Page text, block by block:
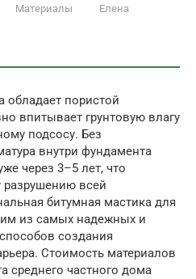
Материалы
Елена
обладает пористой
впитывает грунтовую влагу
подсосу. Без
внутри фундамента
через 3–5 лет, что
разрушению всей
битумная мастика для
из самых надежных и
создания
Стоимость материалов
среднего частного дома